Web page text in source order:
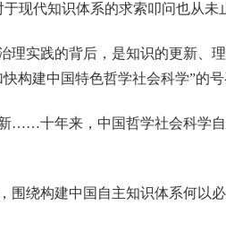
现代知识体系的求索叩问也从未
实践的背后，是知识的更新、
构建中国特色哲学社会科学”的号
……十年来，中国哲学社会科学
绕构建中国自主知识体系何以必